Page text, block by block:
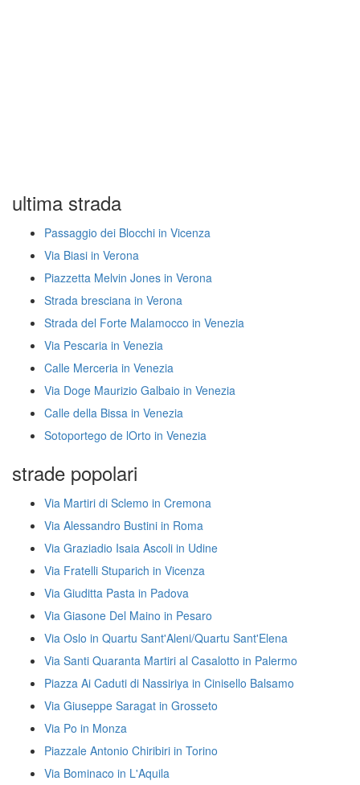
ultima strada
Passaggio dei Blocchi in Vicenza
Via Biasi in Verona
Piazzetta Melvin Jones in Verona
Strada bresciana in Verona
Strada del Forte Malamocco in Venezia
Via Pescaria in Venezia
Calle Merceria in Venezia
Via Doge Maurizio Galbaio in Venezia
Calle della Bissa in Venezia
Sotoportego de lOrto in Venezia
strade popolari
Via Martiri di Sclemo in Cremona
Via Alessandro Bustini in Roma
Via Graziadio Isaia Ascoli in Udine
Via Fratelli Stuparich in Vicenza
Via Giuditta Pasta in Padova
Via Giasone Del Maino in Pesaro
Via Oslo in Quartu Sant'Aleni/Quartu Sant'Elena
Via Santi Quaranta Martiri al Casalotto in Palermo
Piazza Ai Caduti di Nassiriya in Cinisello Balsamo
Via Giuseppe Saragat in Grosseto
Via Po in Monza
Piazzale Antonio Chiribiri in Torino
Via Bominaco in L'Aquila